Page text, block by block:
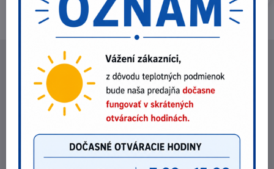
NEBEX s.r.o.
O spoločnosti
Kontakt
Fakturačné údaje
POZRI NA ZĽAVY !